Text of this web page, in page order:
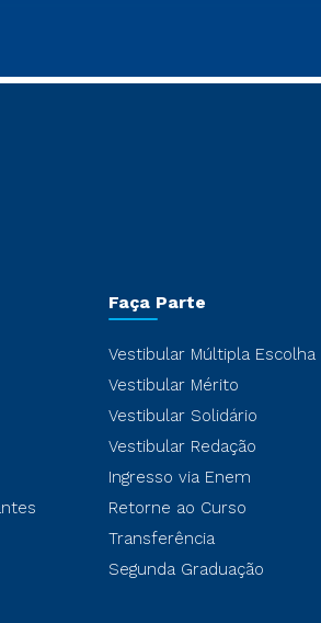
Faça Parte
Vestibular Múltipla Escolha
Vestibular Mérito
Vestibular Solidário
Vestibular Redação
Ingresso via Enem
Retorne ao Curso
Transferência
Segunda Graduação